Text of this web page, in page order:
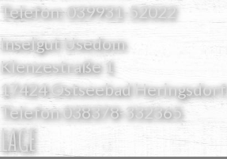
Telefon:039931-52022
Inselgut Usedom
Klenzestraße 1
17424 Ostseebad Heringsdorf
Telefon038378-332365
LAGE